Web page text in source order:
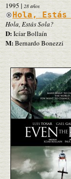
1995 | 28 años
Hola, Estás
Hola, Estás Sola?
D:Icíar Bollaín
M:Bernardo Bonezzi